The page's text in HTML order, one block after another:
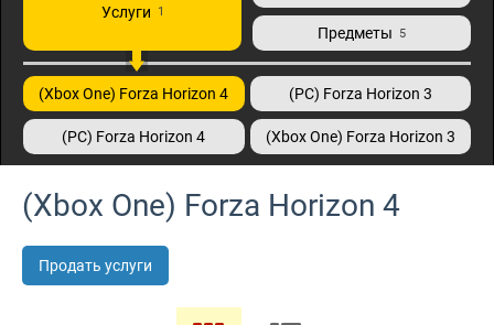
Услуги 1
Предметы 5
(Xbox One) Forza Horizon 4 (PC) Forza Horizon 3
(PC) Forza Horizon 4 (Xbox One) Forza Horizon 3
(Xbox One) Forza Horizon 4
Продать услуги